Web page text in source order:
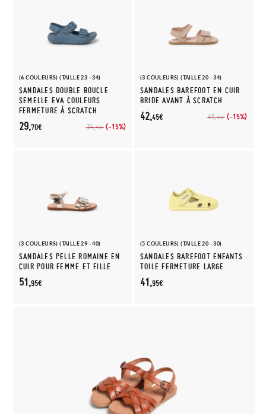
(6 COULEURS) (TAILLE 23 - 34)
SANDALES DOUBLE BOUCLE
SEMELLE EVA COULEURS
FERMETURE À SCRATCH
34,95€ (-15%)
29,70€
(3 COULEURS) (TAILLE 20 - 34)
SANDALES BAREFOOT EN CUIR
BRIDE AVANT À SCRATCH
49,95€ (-15%)
42,45€
(3 COULEURS) (TAILLE 29 - 40)
SANDALES PELLE ROMAINE EN
CUIR POUR FEMME ET FILLE
51,95€
(5 COULEURS) (TAILLE 20 - 30)
SANDALES BAREFOOT ENFANTS
TOILE FERMETURE LARGE
41,95€